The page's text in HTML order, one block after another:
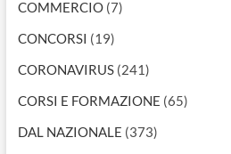
COMMERCIO(7)
CONCORSI (19)
CORONAVIRUS(241)
CORSI E FORMAZIONE (65)
DAL NAZIONALE (373)